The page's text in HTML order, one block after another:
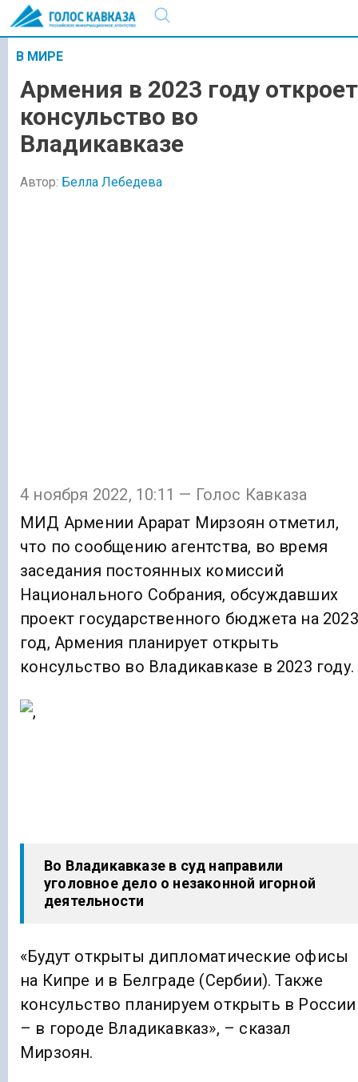
В МИРЕ
Армения в 2023 году откроет
консульство во
Владикавказе
Автор: Белла Лебедева
4 ноября 2022, 10:11 — Голос Кавказа
МИД Армении Арарат Мирзоян отметил,
что по сообщению агентства, во время
заседания постоянных комиссий
Национального Собрания, обсуждавших
проект государственного бюджета на 2023
год, Армения планирует открыть
консульство во Владикавказе в 2023 году.
Во Владикавказе в суд направили
уголовное дело о незаконной игорной
деятельности
«Будут открыты дипломатические офисы
на Кипре и в Белграде (Сербии). Также
консульство планируем открыть в России
– в городе Владикавказ», – сказал
Мирзоян.